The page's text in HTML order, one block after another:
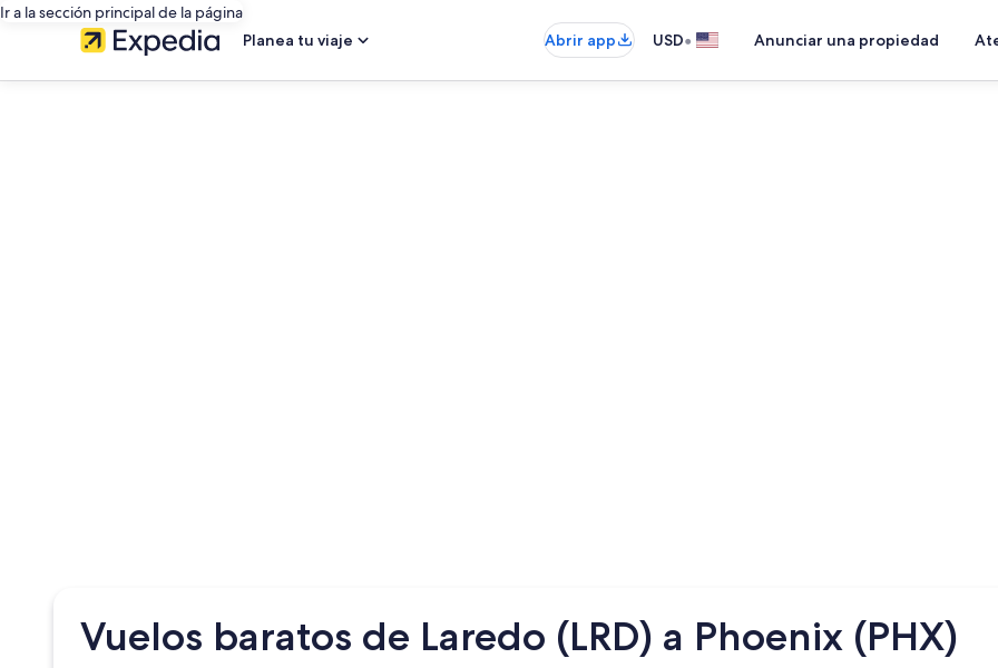
Ir a la sección principal de la página
Planea tu viaje
Abrir app USD• Anunciar una propiedad
Vuelos baratos de Laredo (LRD) a Phoenix (PHX)